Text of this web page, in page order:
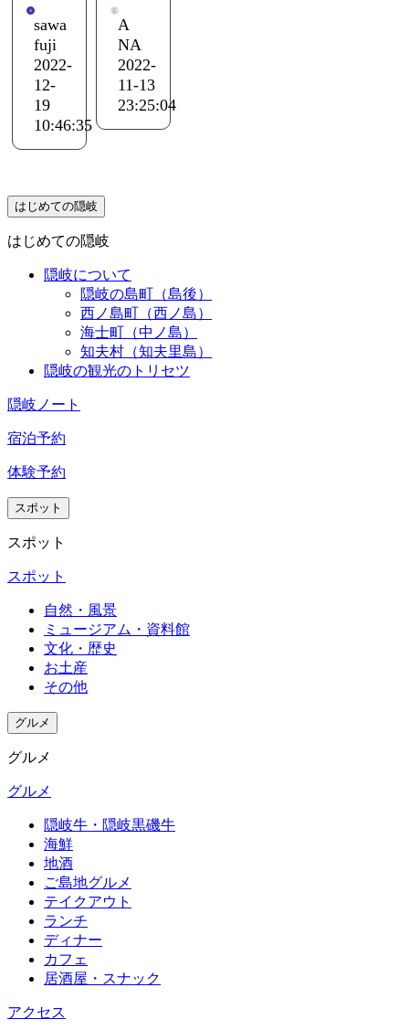
値段以
上の満
足感が
得られ
まし
た。
光して
本土へ
帰るつ
が、西
住され
うスタ
ッフの
方か
ら、フ
の乗り
継ぎ方
詳細な
イスを
いただ
き、急
きょ予
更し
船をキ
ャンセ
した）
西ノ島
へ渡
り、摩
天崖を
堪能し
て帰路
につき
た。
人気質
で腕の
ある方
が厨房
に入ら
れてい
るそう
で、海
も見え
る。最
高で
す。
に本当
のご馳
走であ
る料理
も美味
しいこ
と此の
リュー
ムも凄
す。朝
良し、
珈琲で
ぐのも
良し、
飲み比
も良
し！
に全て
とても
美味し
くいた
だきま
した。
よく、
周囲も
静かで
景色も
良く、
思い出
美しい
海が広
がり、
景色に
く、お
部屋も
綺麗で
す。
海が一
望でき
は圧倒
した！
ロビー
のコー
ヒーが
しかっ
す。
大浴場
も海が
見えて
よく、
ここも
綺麗に
保たれ
ていま
す。
今回年
取った
母親と2
した
が、何
かと気
にかけ
てくだ
さり、
大変感
謝して
いま
す。
また隠
sawa
fuji
2022-
12-
19
10:46:35
テルで
す。部
屋数が
少ない
ので静
る海が
とって
も素敵
です。
従業員
の方々
て下さ
いまし
た。こ
味しい
いお酒
も進ん
しい時
A
NA
2022-
11-13
23:25:04
はじめての隠岐
はじめての隠岐
隠岐について
隠岐の島町（島後）
西ノ島町（西ノ島）
海士町（中ノ島）
知夫村（知夫里島）
隠岐の観光のトリセツ
隠岐ノート
宿泊予約
体験予約
スポット
スポット
スポット
自然・風景
ミュージアム・資料館
文化・歴史
お土産
その他
グルメ
グルメ
グルメ
隠岐牛・隠岐黒磯牛
海鮮
地酒
ご島地グルメ
テイクアウト
ランチ
ディナー
カフェ
居酒屋・スナック
アクセス